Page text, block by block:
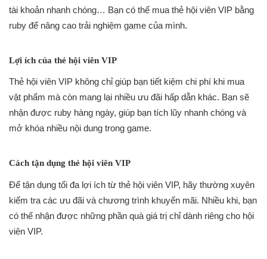
tài khoản nhanh chóng… Bạn có thể mua thẻ hội viên VIP bằng
ruby để nâng cao trải nghiệm game của mình.
Lợi ích của thẻ hội viên VIP
Thẻ hội viên VIP không chỉ giúp bạn tiết kiệm chi phí khi mua
vật phẩm mà còn mang lại nhiều ưu đãi hấp dẫn khác. Bạn sẽ
nhận được ruby hàng ngày, giúp bạn tích lũy nhanh chóng và
mở khóa nhiều nội dung trong game.
Cách tận dụng thẻ hội viên VIP
Để tận dụng tối đa lợi ích từ thẻ hội viên VIP, hãy thường xuyên
kiểm tra các ưu đãi và chương trình khuyến mãi. Nhiều khi, bạn
có thể nhận được những phần quà giá trị chỉ dành riêng cho hội
viên VIP.